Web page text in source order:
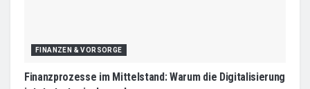
FINANZEN & VORSORGE
Finanzprozesse im Mittelstand: Warum die Digitalisierung